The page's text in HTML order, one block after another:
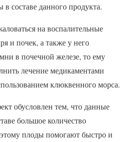
составе данного продукта.
на воспалительные
и почек, а также у него
в почечной железе, то ему
лечение медикаментами
клюквенного морса.
обусловлен тем, что данные
большое количество
плоды помогают быстро и